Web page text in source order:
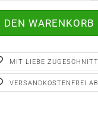
MIT LIEBE
VERSANDKOSTENFREI